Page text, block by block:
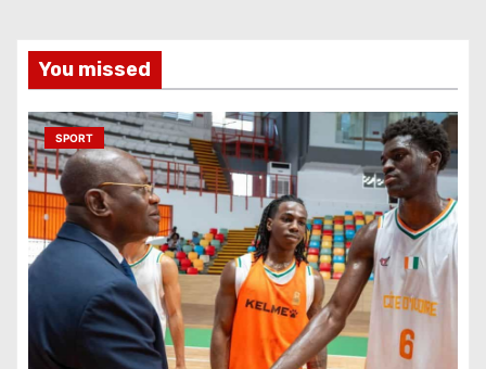
You missed
SPORT